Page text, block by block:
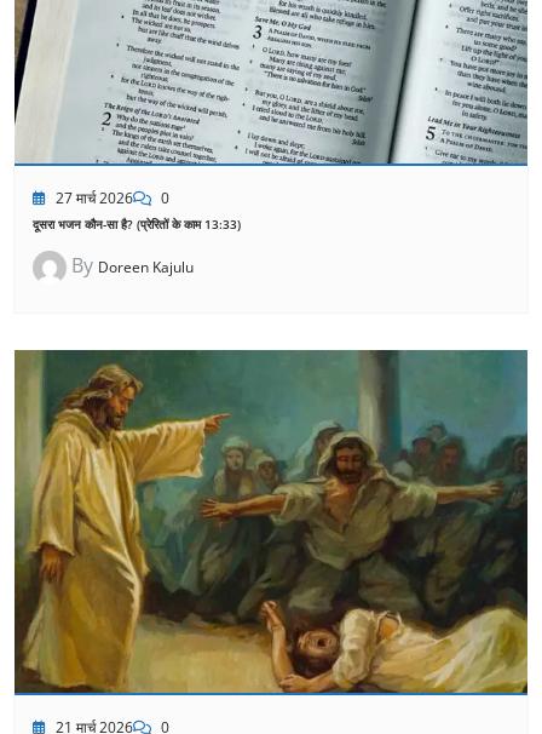
27 मार्च 2026 0
दूसरा भजन कौन-सा है? (प्रेरितों के काम 13:33)
By Doreen Kajulu
21 मार्च 2026 0